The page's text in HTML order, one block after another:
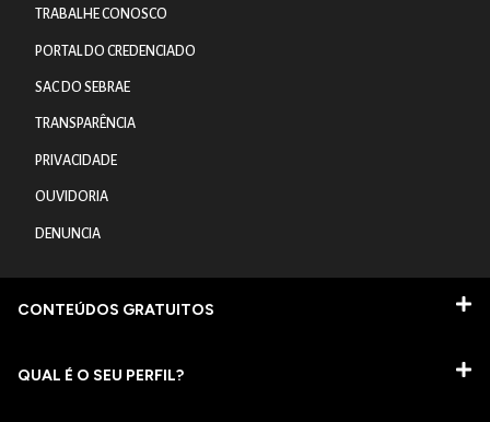
TRABALHE CONOSCO
PORTAL DO CREDENCIADO
SAC DO SEBRAE
TRANSPARÊNCIA
PRIVACIDADE
OUVIDORIA
DENUNCIA
CONTEÚDOS GRATUITOS
QUAL É O SEU PERFIL?